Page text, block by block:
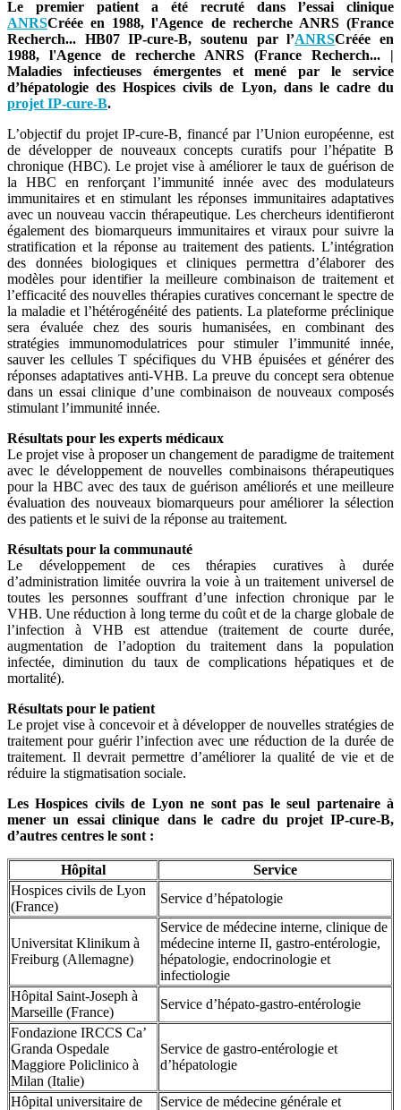
Le premier patient a été recruté dans l’essai clinique
ANRSCréée en 1988, l'Agence de recherche ANRS (France
Recherch... HB07 IP-cure-B, soutenu par l’ANRSCréée en
1988, l'Agence de recherche ANRS (France Recherch... |
Maladies infectieuses émergentes et mené par le service
d’hépatologie des Hospices civils de Lyon, dans le cadre du
projet IP-cure-B.
L’objectif du projet IP-cure-B, financé par l’Union européenne, est
de développer de nouveaux concepts curatifs pour l’hépatite B
chronique (HBC). Le projet vise à améliorer le taux de guérison de
la HBC en renforçant l’immunité innée avec des modulateurs
immunitaires et en stimulant les réponses immunitaires adaptatives
avec un nouveau vaccin thérapeutique. Les chercheurs identifieront
également des biomarqueurs immunitaires et viraux pour suivre la
stratification et la réponse au traitement des patients. L’intégration
des données biologiques et cliniques permettra d’élaborer des
modèles pour identifier la meilleure combinaison de traitement et
l’efficacité des nouvelles thérapies curatives concernant le spectre de
la maladie et l’hétérogénéité des patients. La plateforme préclinique
sera évaluée chez des souris humanisées, en combinant des
stratégies immunomodulatrices pour stimuler l’immunité innée,
sauver les cellules T spécifiques du VHB épuisées et générer des
réponses adaptatives anti-VHB. La preuve du concept sera obtenue
dans un essai clinique d’une combinaison de nouveaux composés
stimulant l’immunité innée.
Résultats pour les experts médicaux
Le projet vise à proposer un changement de paradigme de traitement
avec le développement de nouvelles combinaisons thérapeutiques
pour la HBC avec des taux de guérison améliorés et une meilleure
évaluation des nouveaux biomarqueurs pour améliorer la sélection
des patients et le suivi de la réponse au traitement.
Résultats pour la communauté
Le développement de ces thérapies curatives à durée
d’administration limitée ouvrira la voie à un traitement universel de
toutes les personnes souffrant d’une infection chronique par le
VHB. Une réduction à long terme du coût et de la charge globale de
l’infection à VHB est attendue (traitement de courte durée,
augmentation de l’adoption du traitement dans la population
infectée, diminution du taux de complications hépatiques et de
mortalité).
Résultats pour le patient
Le projet vise à concevoir et à développer de nouvelles stratégies de
traitement pour guérir l’infection avec une réduction de la durée de
traitement. Il devrait permettre d’améliorer la qualité de vie et de
réduire la stigmatisation sociale.
Les Hospices civils de Lyon ne sont pas le seul partenaire à
mener un essai clinique dans le cadre du projet IP-cure-B,
d’autres centres le sont :
Hôpital
Service
Hospices civils de Lyon
(France)
Service d’hépatologie
Universitat Klinikum à
Freiburg (Allemagne)
Service de médecine interne, clinique de
médecine interne II, gastro-entérologie,
hépatologie, endocrinologie et
infectiologie
Hôpital Saint-Joseph à
Marseille (France)
Service d’hépato-gastro-entérologie
Fondazione IRCCS Ca’
Granda Ospedale
Maggiore Policlinico à
Milan (Italie)
Service de gastro-entérologie et
d’hépatologie
Hôpital universitaire de
Service de médecine générale et